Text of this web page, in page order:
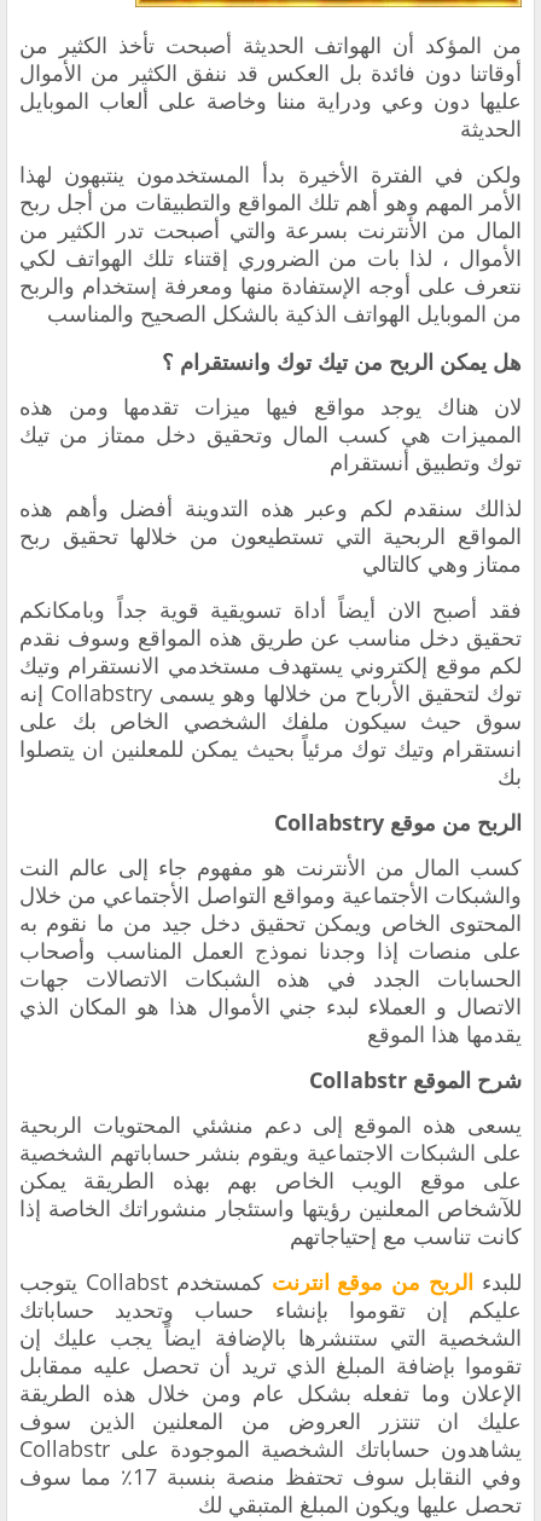
من المؤكد أن الهواتف الحديثة أصبحت تأخذ الكثير من
أوقاتنا دون فائدة بل العكس قد ننفق الكثير من الأموال
عليها دون وعي ودراية مننا وخاصة على ألعاب الموبايل
الحديثة
ولكن في الفترة الأخيرة بدأ المستخدمون ينتبهون لهذا
الأمر المهم وهو أهم تلك المواقع والتطبيقات من أجل ربح
المال من الأنترنت بسرعة والتي أصبحت تدر الكثير من
الأموال ، لذا بات من الضروري إقتناء تلك الهواتف لكي
نتعرف على أوجه الإستفادة منها ومعرفة إستخدام والربح
من الموبايل الهواتف الذكية بالشكل الصحيح والمناسب
هل يمكن الربح من تيك توك وانستقرام ؟
لان هناك يوجد مواقع فيها ميزات تقدمها ومن هذه
المميزات هي كسب المال وتحقيق دخل ممتاز من تيك
توك وتطبيق أنستقرام
لذالك سنقدم لكم وعبر هذه التدوينة أفضل وأهم هذه
المواقع الربحية التي تستطيعون من خلالها تحقيق ربح
ممتاز وهي كالتالي
فقد أصبح الان أيضاً أداة تسويقية قوية جداً وبامكانكم
تحقيق دخل مناسب عن طريق هذه المواقع وسوف نقدم
لكم موقع إلكتروني يستهدف مستخدمي الانستقرام وتيك
توك لتحقيق الأرباح من خلالها وهو يسمى Collabstry إنه
سوق حيث سيكون ملفك الشخصي الخاص بك على
انستقرام وتيك توك مرئياً بحيث يمكن للمعلنين ان يتصلوا
بك
الربح من موقع Collabstry
كسب المال من الأنترنت هو مفهوم جاء إلى عالم النت
والشبكات الأجتماعية ومواقع التواصل الأجتماعي من خلال
المحتوى الخاص ويمكن تحقيق دخل جيد من ما نقوم به
على منصات إذا وجدنا نموذج العمل المناسب وأصحاب
الحسابات الجدد في هذه الشبكات الاتصالات جهات
الاتصال و العملاء لبدء جني الأموال هذا هو المكان الذي
يقدمها هذا الموقع
شرح الموقع
يسعى هذه الموقع إلى دعم منشئي المحتويات الربحية
على الشبكات الاجتماعية ويقوم بنشر حساباتهم الشخصية
على موقع الويب الخاص بهم بهذه الطريقة يمكن
للآشخاص المعلنين رؤيتها واستئجار منشوراتك الخاصة إذا
كانت تناسب مع إحتياجاتهم
للبدء الربح من موقع انترنت
كمستخدم Collabst يتوجب
عليكم إن تقوموا بإنشاء حساب وتحديد حساباتك
الشخصية التي ستنشرها بالإضافة ايضاً يجب عليك إن
تقوموا بإضافة المبلغ الذي تريد أن تحصل عليه ممقابل
الإعلان وما تفعله بشكل عام ومن خلال هذه الطريقة
عليك ان تنتزر العروض من المعلنين الذين سوف
يشاهدون حساباتك الشخصية الموجودة على Collabstr
وفي النقابل سوف تحتفظ منصة بنسبة 17٪ مما سوف
تحصل عليها ويكون المبلغ المتبقي لك